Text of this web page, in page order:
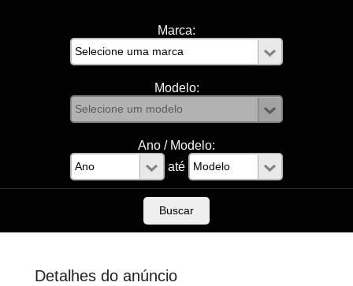
Marca:
Modelo:
Ano / Modelo:
até
Detalhes do anúncio